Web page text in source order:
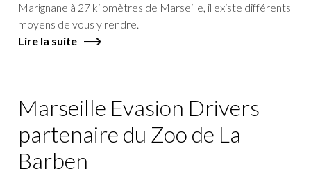
Marignane à 27 kilomètres de Marseille, il existe différents
moyens de vous y rendre.
Lire la suite
Marseille Evasion Drivers
partenaire du Zoo de La
Barben